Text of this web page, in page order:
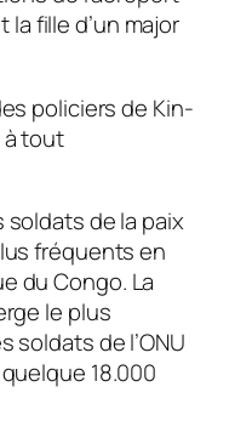
la fille d’un major
policiers de Kin-
à tout
soldats de la paix
fréquents en
du Congo. La
le plus
de l’ONU
18.000